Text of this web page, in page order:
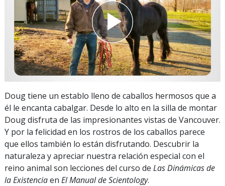
Doug tiene un establo lleno de caballos hermosos que a
él le encanta cabalgar. Desde lo alto en la silla de montar
Doug disfruta de las impresionantes vistas de Vancouver.
Y por la felicidad en los rostros de los caballos parece
que ellos también lo están disfrutando. Descubrir la
naturaleza y apreciar nuestra relación especial con el
reino animal son lecciones del curso de Las Dinámicas de
la Existenciaen El Manual de Scientology.